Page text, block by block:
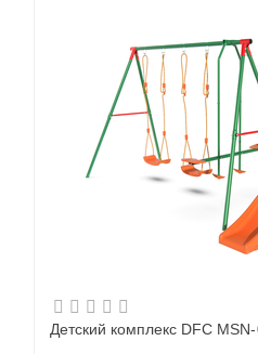
Детский комплекс DFC MSN-